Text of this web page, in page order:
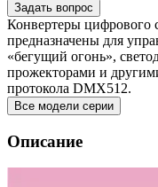
Задать вопрос
Конвертеры цифрового
предназначены для
«бегущий огонь»,
прожекторами и
протокола DMX512.
Все модели серии
Описание